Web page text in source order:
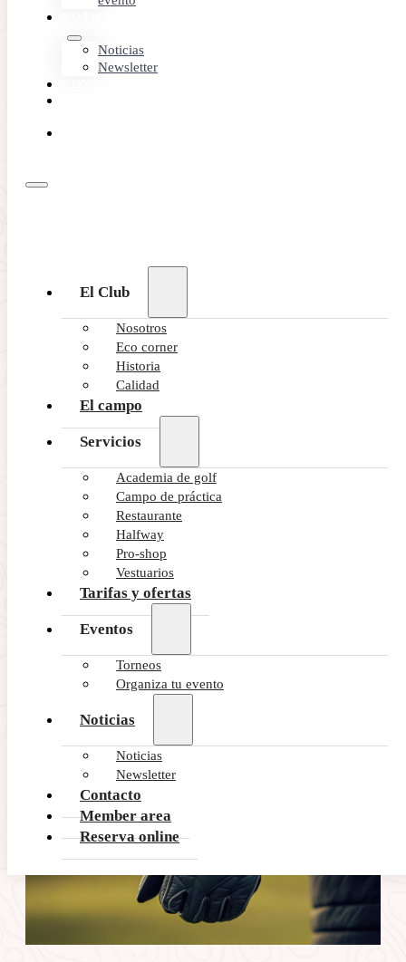
Noticias
Newsletter
El Club
Nosotros
Eco corner
Historia
Calidad
El campo
Servicios
Academia de golf
Campo de práctica
Restaurante
Halfway
Pro-shop
Vestuarios
Tarifas y ofertas
Eventos
Torneos
Organiza tu evento
Noticias
Noticias
Newsletter
Contacto
Member area
Reserva online